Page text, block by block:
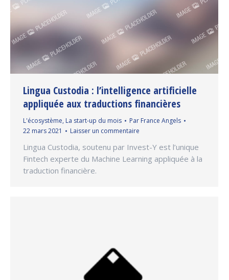
Lingua Custodia : l’intelligence artificielle
appliquée aux traductions financières
L'écosystème, La start-up du mois Par France Angels
22 mars 2021
Laisser un commentaire
Lingua Custodia, soutenu par Invest-Y est l’unique
Fintech experte du Machine Learning appliquée à la
traduction financière.